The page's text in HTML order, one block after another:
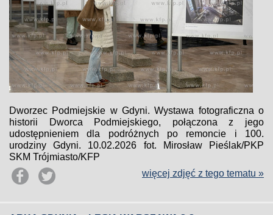
Dworzec Podmiejskie w Gdyni. Wystawa fotograficzna o
historii Dworca Podmiejskiego, połączona z jego
udostępnieniem dla podróżnych po remoncie i 100.
urodziny Gdyni. 10.02.2026 fot. Mirosław Pieślak/PKP
SKM Trójmiasto/KFP
więcej zdjęć z tego tematu »